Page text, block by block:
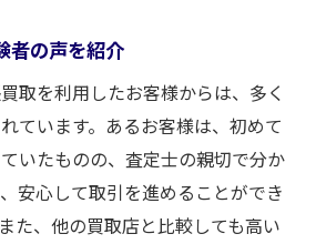
けるための注意点
買取業者の見つけ方
っておくべきこと
買取経験を活かす方法
取を行うための事前準備
ンド品を手放す！静岡市での無
者の声を紹介
取を利用したお客様からは、多く
ています。あるお客様は、初めて
いたものの、査定士の親切で分か
安心して取引を進めることができ
た、他の買取店と比較しても高い